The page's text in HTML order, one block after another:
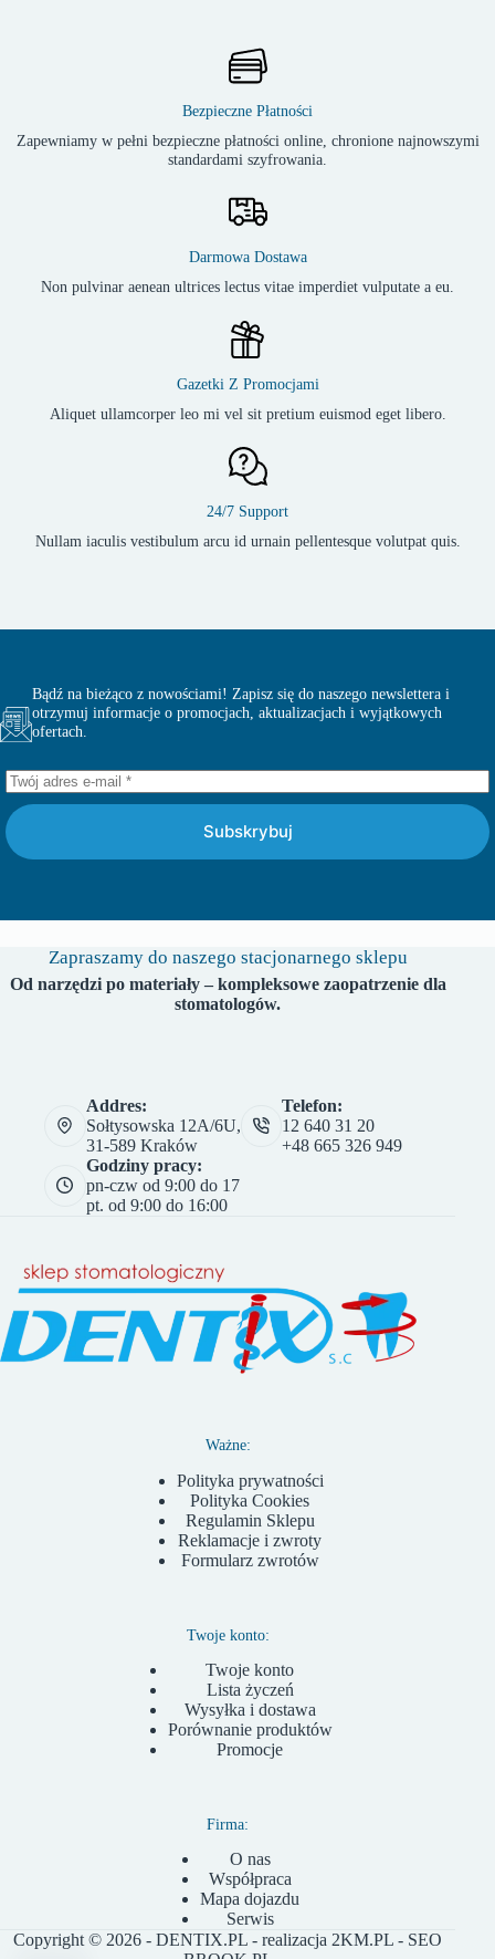
Bezpieczne Płatności
Zapewniamy w pełni bezpieczne płatności online, chronione najnowszymi
standardami szyfrowania.
Darmowa Dostawa
Non pulvinar aenean ultrices lectus vitae imperdiet vulputate a eu.
Gazetki Z Promocjami
Aliquet ullamcorper leo mi vel sit pretium euismod eget libero.
24/7 Support
Nullam iaculis vestibulum arcu id urnain pellentesque volutpat quis.
Bądź na bieżąco z nowościami! Zapisz się do naszego newslettera i
otrzymuj informacje o promocjach, aktualizacjach i wyjątkowych
ofertach.
Subskrybuj
Zapraszamy do naszego stacjonarnego sklepu
Od narzędzi po materiały – kompleksowe zaopatrzenie dla
stomatologów.
Addres:
Sołtysowska 12A/6U,
31-589 Kraków
Telefon:
12 640 31 20
+48 665 326 949
Godziny pracy:
pn-czw od 9:00 do 17
pt. od 9:00 do 16:00
Ważne:
Polityka prywatności
Polityka Cookies
Regulamin Sklepu
Reklamacje i zwroty
Formularz zwrotów
Twoje konto:
Twoje konto
Lista życzeń
Wysyłka i dostawa
Porównanie produktów
Promocje
Firma:
O nas
Współpraca
Mapa dojazdu
Serwis
Copyright © 2026 - DENTIX.PL - realizacja 2KM.PL - SEO